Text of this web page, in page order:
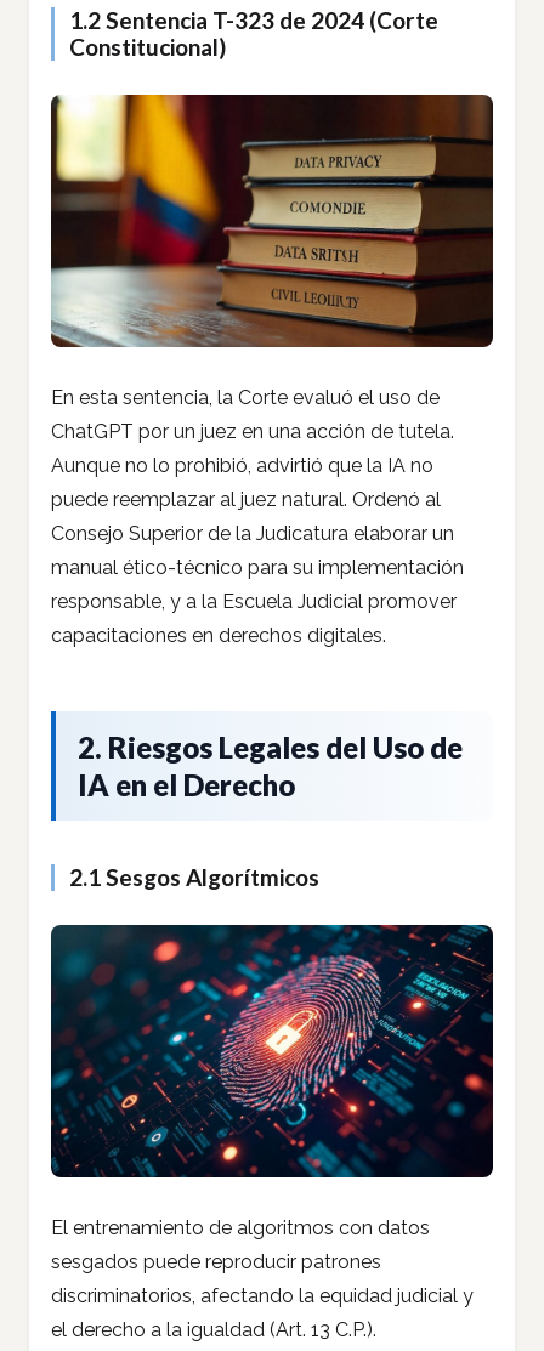
1.2 Sentencia T-323 de 2024 (Corte
Constitucional)
En esta sentencia, la Corte evaluó el uso de
ChatGPT por un juez en una acción de tutela.
Aunque no lo prohibió, advirtió que la IA no
puede reemplazar al juez natural. Ordenó al
Consejo Superior de la Judicatura elaborar un
manual ético-técnico para su implementación
responsable, y a la Escuela Judicial promover
capacitaciones en derechos digitales.
2. Riesgos Legales del Uso de
IA en el Derecho
2.1 Sesgos Algorítmicos
El entrenamiento de algoritmos con datos
sesgados puede reproducir patrones
discriminatorios, afectando la equidad judicial y
el derecho a la igualdad (Art. 13 C.P.).